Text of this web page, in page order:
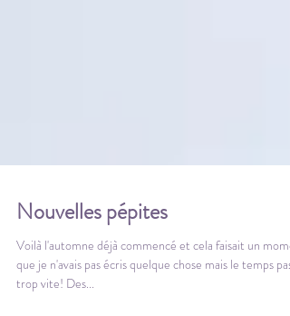
Nouvelles pépites
Voilà l'automne déjà commencé et cela faisait un